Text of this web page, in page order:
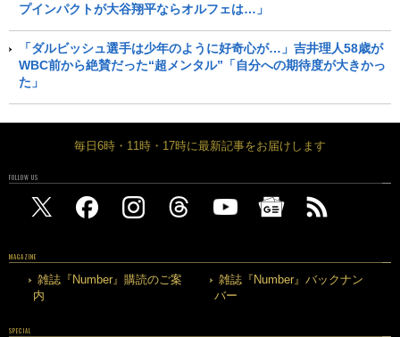
プインパクトが大谷翔平ならオルフェは…」
「ダルビッシュ選手は少年のように好奇心が…」吉井理人58歳が
WBC前から絶賛だった“超メンタル”「自分への期待度が大きかっ
た」
毎日6時・11時・17時に最新記事をお届けします
FOLLOW US
MAGAZINE
雑誌『Number』購読のご案
内
雑誌『Number』バックナン
バー
SPECIAL